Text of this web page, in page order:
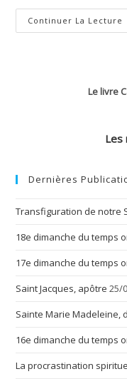
Continuer La Lecture
Le livre
Les
Dernières
Transfiguration de notre
18e dimanche du temps
17e dimanche du temps
Saint Jacques, apôtre 25/
Sainte Marie Madeleine,
16e dimanche du temps
La procrastination